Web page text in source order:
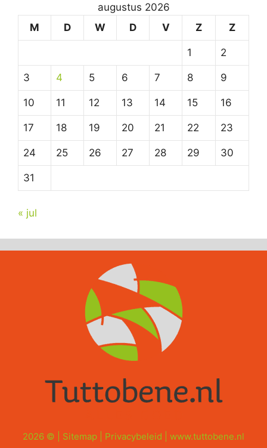
augustus 2026
M
D W D V Z Z
1 2
3 4 5 6 7 8 9
10 11 12 13 14 15 16
17 18 19 20 21 22 23
24 25 26 27 28 29 30
31
« jul
2026 © | Sitemap Privacybeleid www.tuttobene.nl